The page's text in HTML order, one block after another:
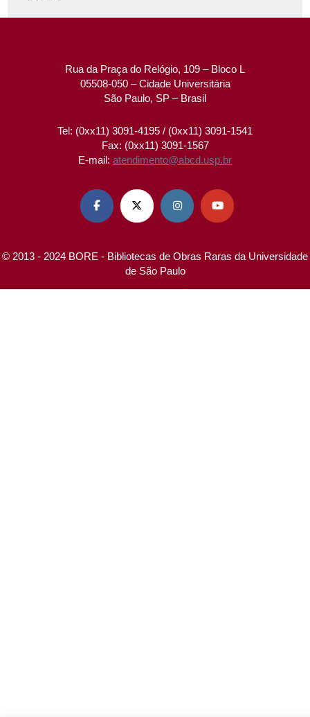
Rua da Praça do Relógio, 109 – Bloco L
05508-050 – Cidade Universitária
São Paulo, SP – Brasil
Tel: (0xx11) 3091-4195 / (0xx11) 3091-1541
Fax: (0xx11) 3091-1567
E-mail: atendimento@abcd.usp.br
   
© 2013 - 2024 BORE - Bibliotecas de Obras Raras da Universidade
de São Paulo